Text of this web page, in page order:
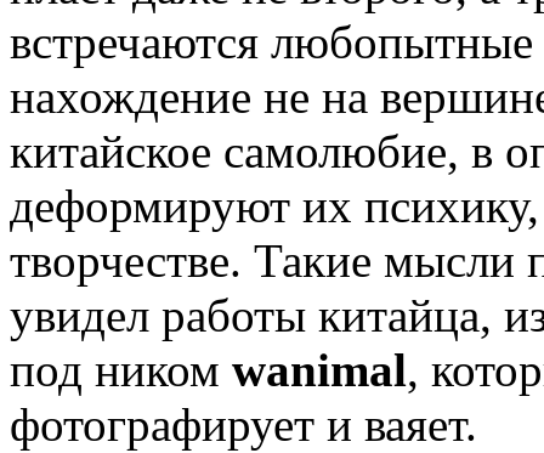
встречаются
нахождение не на
китайское самолюбие, в
деформируют их психику,
творчестве. Такие мысли
увидел работы китайца,
под ником wanimal,
фотографирует и ваяет.